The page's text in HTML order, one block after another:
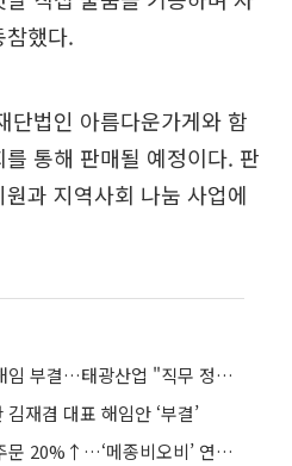
했다.
단법인 아름다운가게와 함
통해 판매될 예정이다. 판
과 지역사회 나눔 사업에
롯데홈쇼핑, 김재겸 대표 해임 부결…태광산업 "직무 정지 가처분 신청"
재겸 대표 해임안 ‘부결’
롯데홈쇼핑, 레포츠 의류 주문 20%↑…‘메종비오비’ 연간 200억 돌파